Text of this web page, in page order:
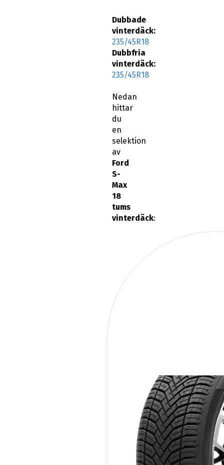
Dubbade
vinterdäck:
235/45R18
Dubbfria
vinterdäck:
235/45R18
Nedan
hittar
du
en
selektion
av
Ford
S-
Max
18
tums
vinterdäck: